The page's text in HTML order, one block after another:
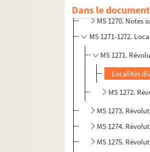
Dans leMS 1269.
MS 1270. Notes
MS 1271-1272.
MS 1271.
Localités
MS 1272.
MS 1273.
MS 1274.
MS 1275.